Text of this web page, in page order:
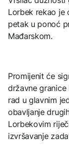
Lorbek rekao je
petak u ponoć
Mađarskom.
Promijenit će
državne
rad u glavnim
obavljanje
Lorbekovim
izvršavanje